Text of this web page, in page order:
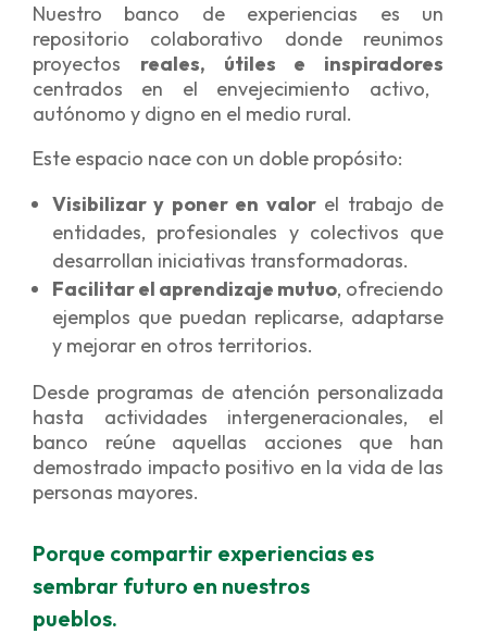
Nuestro banco de experiencias es un
repositorio colaborativo donde reunimos
proyectos reales, útiles e inspiradores
centrados en el envejecimiento activo,
autónomo y digno en el medio rural.
Este espacio nace con un doble propósito:
Visibilizar y poner en valorel trabajo de
entidades, profesionales y colectivos que
desarrollan iniciativas transformadoras.
Facilitar el aprendizaje mutuo, ofreciendo
ejemplos que puedan replicarse, adaptarse
y mejorar en otros territorios.
Desde programas de atención personalizada
hasta actividades intergeneracionales, el
banco reúne aquellas acciones que han
demostrado impacto positivo en la vida de las
personas mayores.
Porque compartir experiencias es
sembrar futuro en nuestros
pueblos.